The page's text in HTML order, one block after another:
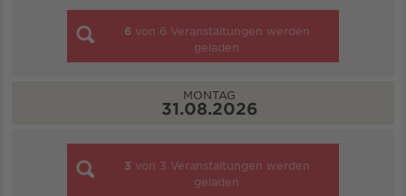
6 von 6 Veranstaltungen werden
geladen
MONTAG
31.08.2026
3 von 3 Veranstaltungen werden
geladen